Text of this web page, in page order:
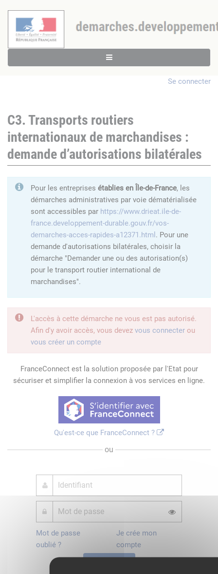
Se connecter
C3. Transports routiers
internationaux de marchandises :
demande d’autorisations bilatérales
Pour les entreprises établies en Île-de-France, les
démarches administratives par voie dématérialisée
sont accessibles par https://www.drieat.ile-de-
france.developpement-durable.gouv.fr/vos-
demarches-acces-rapides-a12371.html . Pour une
demande d'autorisations bilatérales, choisir la
démarche "Demander une ou des autorisation(s)
pour le transport routier international de
marchandises".
L'accès à cette démarche ne vous est pas autorisé.
Afin d'y avoir accès, vous devez vous connecter ou
vous créer un compte
FranceConnect est la solution proposée par l'Etat pour
sécuriser et simplifier la connexion à vos services en ligne.
Qu'est-ce que FranceConnect ?
ou
Mot de passe
oublié ?
Je crée mon
compte